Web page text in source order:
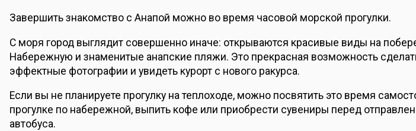
Завершить знакомство с Анапой можно во время часовой морской прогулки.
С моря город выглядит совершенно иначе: открываются красивые виды на
Набережную и знаменитые анапские пляжи. Это прекрасная возможность
эффектные фотографии и увидеть курорт с нового ракурса.
Если вы не планируете прогулку на теплоходе, можно посвятить это время
прогулке по набережной, выпить кофе или приобрести сувениры перед
автобуса.